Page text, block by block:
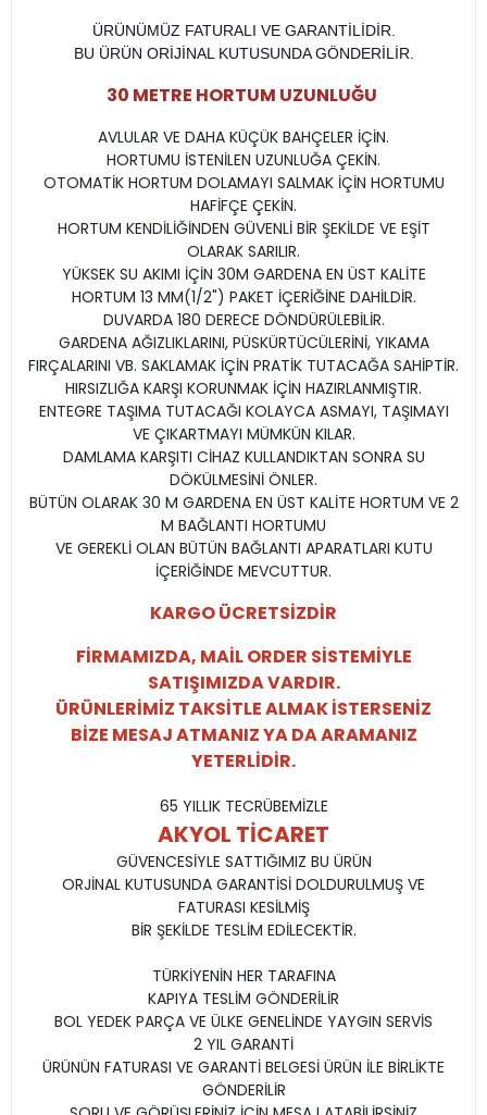
ÜRÜNÜMÜZ FATURALI VE GARANTİLİDİR.
BU ÜRÜN ORİJİNAL KUTUSUNDA GÖNDERİLİR.
30 METRE HORTUM UZUNLUĞU
AVLULAR VE DAHA KÜÇÜK BAHÇELER İÇİN.
HORTUMU İSTENİLEN UZUNLUĞA ÇEKİN.
OTOMATİK HORTUM DOLAMAYI SALMAK İÇİN HORTUMU
HAFİFÇE ÇEKİN.
HORTUM KENDİLİĞİNDEN GÜVENLİ BİR ŞEKİLDE VE EŞİT
OLARAK SARILIR.
YÜKSEK SU AKIMI İÇİN 30M GARDENA EN ÜST KALİTE
HORTUM 13 MM(1/2") PAKET İÇERİĞİNE DAHİLDİR.
DUVARDA 180 DERECE DÖNDÜRÜLEBİLİR.
GARDENA AĞIZLIKLARINI, PÜSKÜRTÜCÜLERİNİ, YIKAMA
FIRÇALARINI VB. SAKLAMAK İÇİN PRATİK TUTACAĞA SAHİPTİR.
HIRSIZLIĞA KARŞI KORUNMAK İÇİN HAZIRLANMIŞTIR.
ENTEGRE TAŞIMA TUTACAĞI KOLAYCA ASMAYI, TAŞIMAYI
VE ÇIKARTMAYI MÜMKÜN KILAR.
DAMLAMA KARŞITI CİHAZ KULLANDIKTAN SONRA SU
DÖKÜLMESİNİ ÖNLER.
BÜTÜN OLARAK 30 M GARDENA EN ÜST KALİTE HORTUM VE 2
M BAĞLANTI HORTUMU
VE GEREKLİ OLAN BÜTÜN BAĞLANTI APARATLARI KUTU
İÇERİĞİNDE MEVCUTTUR.
KARGO ÜCRETSİZDİR
FİRMAMIZDA, MAİL ORDER SİSTEMİYLE
SATIŞIMIZDA VARDIR.
ÜRÜNLERİMİZ TAKSİTLE ALMAK İSTERSENİZ
BİZE MESAJ ATMANIZ YA DA ARAMANIZ
YETERLİDİR.
65 YILLIK TECRÜBEMİZLE
AKYOL TİCARET
GÜVENCESİYLE SATTIĞIMIZ BU ÜRÜN
ORJİNAL KUTUSUNDA GARANTİSİ DOLDURULMUŞ VE
FATURASI KESİLMİŞ
BİR ŞEKİLDE TESLİM EDİLECEKTİR.
TÜRKİYENİN HER TARAFINA
KAPIYA TESLİM GÖNDERİLİR
BOL YEDEK PARÇA VE ÜLKE GENELİNDE YAYGIN SERVİS
2 YIL GARANTİ
ÜRÜNÜN FATURASI VE GARANTİ BELGESİ ÜRÜN İLE BİRLİKTE
GÖNDERİLİR